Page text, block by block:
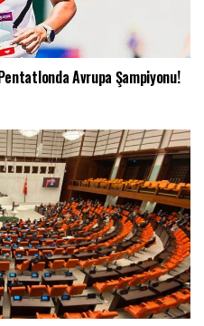
Avrupa Şampiyonu!